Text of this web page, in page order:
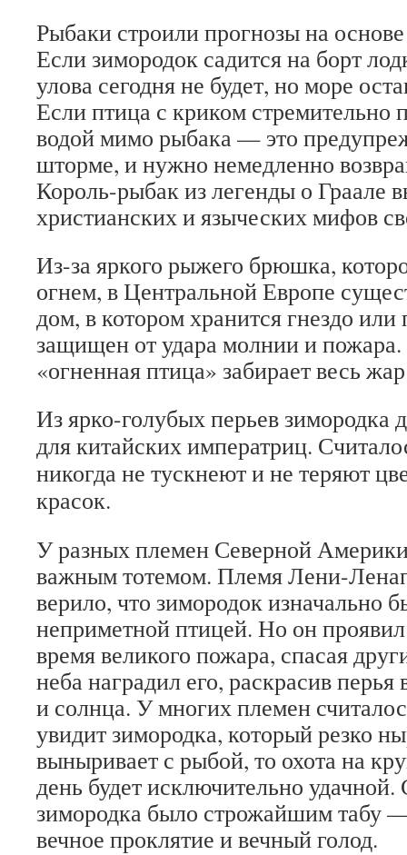
Рыбаки строили прогнозы на
Если зимородок садится на борт
улова сегодня не будет, но море
Если птица с криком стремительно
водой мимо рыбака — это
шторме, и нужно немедленно
Король-рыбак из легенды о Граале
христианских и языческих мифов
Из-за яркого рыжего брюшка,
огнем, в Центральной Европе
дом, в котором хранится гнездо или
защищен от удара молнии и пожара.
«огненная птица» забирает весь
Из ярко-голубых перьев зимородка
для китайских императриц.
никогда не тускнеют и не теряют
красок.
У разных племен Северной
важным тотемом. Племя Лени-
верило, что зимородок изначально
неприметной птицей. Но он
время великого пожара, спасая
неба наградил его, раскрасив перья
и солнца. У многих племен
увидит зимородка, который резко
выныривает с рыбой, то охота на
день будет исключительно удачной.
зимородка было строжайшим табу
вечное проклятие и вечный голод.